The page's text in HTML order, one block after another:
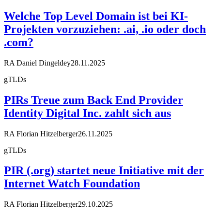
Welche Top Level Domain ist bei KI-
Projekten vorzuziehen: .ai, .io oder doch
.com?
RA Daniel Dingeldey28.11.2025
gTLDs
PIRs Treue zum Back End Provider
Identity Digital Inc. zahlt sich aus
RA Florian Hitzelberger26.11.2025
gTLDs
PIR (.org) startet neue Initiative mit der
Internet Watch Foundation
RA Florian Hitzelberger29.10.2025